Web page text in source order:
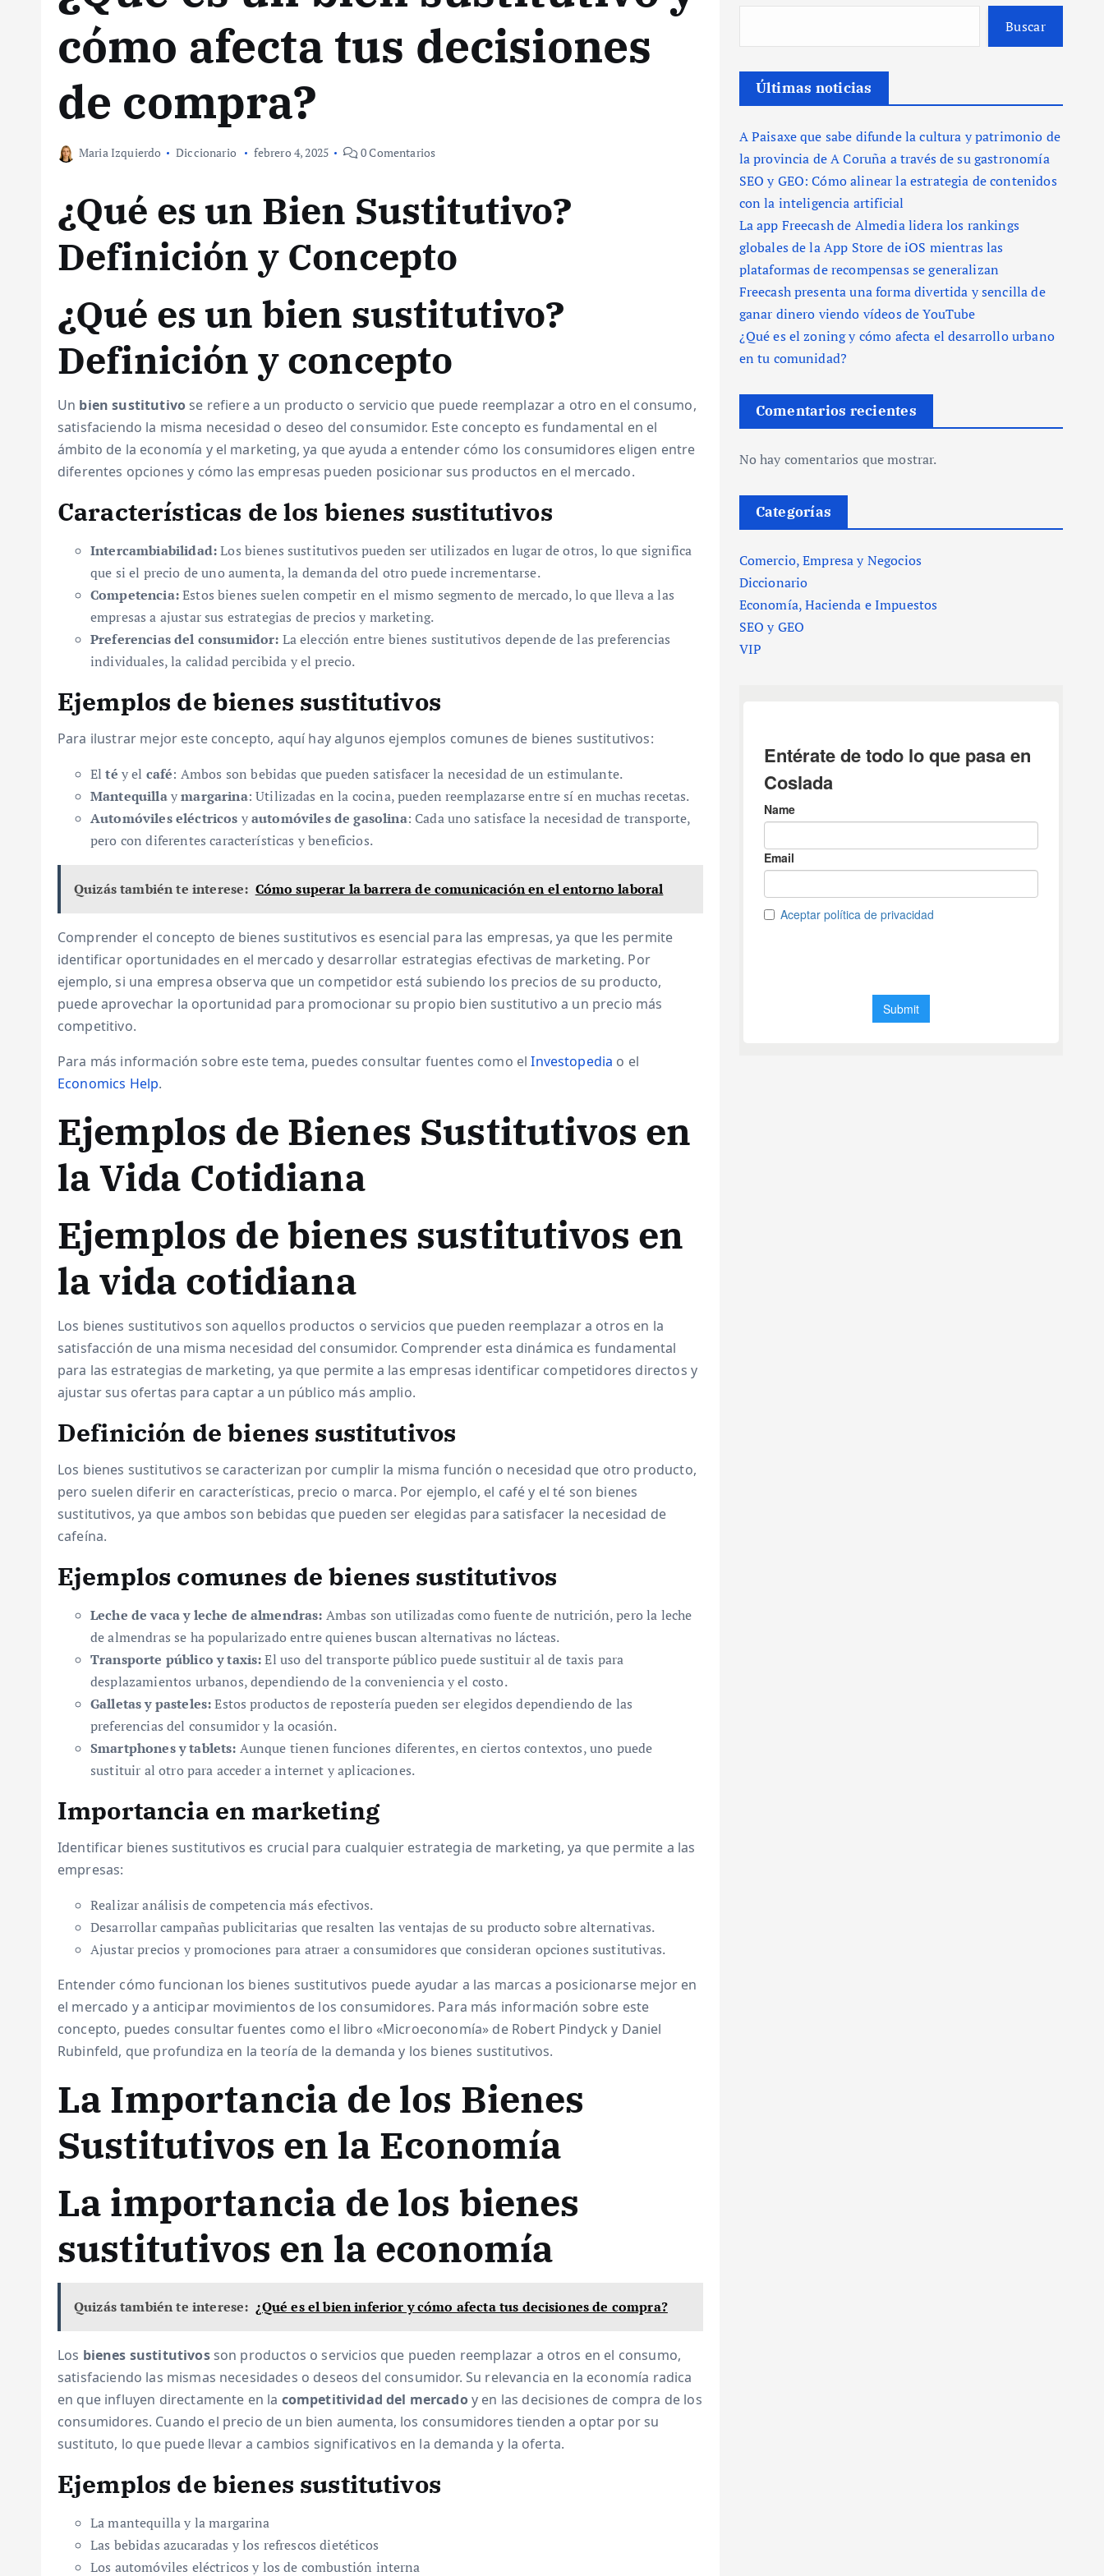
cómo afecta tus decisiones
de compra?
Maria Izquierdo Diccionario febrero 4, 2025 0 Comentarios
¿Qué es un Bien Sustitutivo?
Definición y Concepto
¿Qué es un bien sustitutivo?
Definición y concepto
Un bien sustitutivose refiere a un producto o servicio que puede reemplazar a otro en el consumo,
satisfaciendo la misma necesidad o deseo del consumidor. Este concepto es fundamental en el
ámbito de la economía y el marketing, ya que ayuda a entender cómo los consumidores eligen entre
diferentes opciones y cómo las empresas pueden posicionar sus productos en el mercado.
Características de los bienes sustitutivos
Intercambiabilidad:Los bienes sustitutivos pueden ser utilizados en lugar de otros, lo que significa
que si el precio de uno aumenta, la demanda del otro puede incrementarse.
Competencia:Estos bienes suelen competir en el mismo segmento de mercado, lo que lleva a las
empresas a ajustar sus estrategias de precios y marketing.
Preferencias del consumidor: La elección entre bienes sustitutivos depende de las preferencias
individuales, la calidad percibida y el precio.
Ejemplos de bienes sustitutivos
Para ilustrar mejor este concepto, aquí hay algunos ejemplos comunes de bienes sustitutivos:
Elté y el café: Ambos son bebidas que pueden satisfacer la necesidad de un estimulante.
Mantequillaymargarina: Utilizadas en la cocina, pueden reemplazarse entre sí en muchas recetas.
Automóviles eléctricos yautomóviles de gasolina: Cada uno satisface la necesidad de transporte,
pero con diferentes características y beneficios.
Quizás también te interese: Cómo superar la barrera de comunicación en el entorno laboral
Comprender el concepto de bienes sustitutivos es esencial para las empresas, ya que les permite
identificar oportunidades en el mercado y desarrollar estrategias efectivas de marketing. Por
ejemplo, si una empresa observa que un competidor está subiendo los precios de su producto,
puede aprovechar la oportunidad para promocionar su propio bien sustitutivo a un precio más
competitivo.
Para más información sobre este tema, puedes consultar fuentes como elInvestopedia o el
Economics Help.
Ejemplos de Bienes Sustitutivos en
la Vida Cotidiana
Ejemplos de bienes sustitutivos en
la vida cotidiana
Los bienes sustitutivos son aquellos productos o servicios que pueden reemplazar a otros en la
satisfacción de una misma necesidad del consumidor. Comprender esta dinámica es fundamental
para las estrategias de marketing, ya que permite a las empresas identificar competidores directos y
ajustar sus ofertas para captar a un público más amplio.
Definición de bienes sustitutivos
Los bienes sustitutivos se caracterizan por cumplir la misma función o necesidad que otro producto,
pero suelen diferir en características, precio o marca. Por ejemplo, el café y el té son bienes
sustitutivos, ya que ambos son bebidas que pueden ser elegidas para satisfacer la necesidad de
cafeína.
Ejemplos comunes de bienes sustitutivos
Leche de vaca y leche de almendras: Ambas son utilizadas como fuente de nutrición, pero la leche
de almendras se ha popularizado entre quienes buscan alternativas no lácteas.
Transporte público y taxis:El uso del transporte público puede sustituir al de taxis para
desplazamientos urbanos, dependiendo de la conveniencia y el costo.
Galletas y pasteles:Estos productos de repostería pueden ser elegidos dependiendo de las
preferencias del consumidor y la ocasión.
Smartphones y tablets: Aunque tienen funciones diferentes, en ciertos contextos, uno puede
sustituir al otro para acceder a internet y aplicaciones.
Importancia en marketing
Identificar bienes sustitutivos es crucial para cualquier estrategia de marketing, ya que permite a las
empresas:
Realizar análisis de competencia más efectivos.
Desarrollar campañas publicitarias que resalten las ventajas de su producto sobre alternativas.
Ajustar precios y promociones para atraer a consumidores que consideran opciones sustitutivas.
Entender cómo funcionan los bienes sustitutivos puede ayudar a las marcas a posicionarse mejor en
el mercado y a anticipar movimientos de los consumidores. Para más información sobre este
concepto, puedes consultar fuentes como el libro «Microeconomía» de Robert Pindyck y Daniel
Rubinfeld, que profundiza en la teoría de la demanda y los bienes sustitutivos.
La Importancia de los Bienes
Sustitutivos en la Economía
La importancia de los bienes
sustitutivos en la economía
Quizás también te interese: ¿Qué es el bien inferior y cómo afecta tus decisiones de compra?
Los bienes sustitutivosson productos o servicios que pueden reemplazar a otros en el consumo,
satisfaciendo las mismas necesidades o deseos del consumidor. Su relevancia en la economía radica
en que influyen directamente en la competitividad del mercadoy en las decisiones de compra de los
consumidores. Cuando el precio de un bien aumenta, los consumidores tienden a optar por su
sustituto, lo que puede llevar a cambios significativos en la demanda y la oferta.
Ejemplos de bienes sustitutivos
La mantequilla y la margarina
Las bebidas azucaradas y los refrescos dietéticos
Los automóviles eléctricos y los de combustión interna
Buscar
Últimas noticias
A Paisaxe que sabe difunde la cultura y patrimonio de
la provincia de A Coruña a través de su gastronomía
SEO y GEO: Cómo alinear la estrategia de contenidos
con la inteligencia artificial
La app Freecash de Almedia lidera los rankings
globales de la App Store de iOS mientras las
plataformas de recompensas se generalizan
Freecash presenta una forma divertida y sencilla de
ganar dinero viendo vídeos de YouTube
¿Qué es el zoning y cómo afecta el desarrollo urbano
en tu comunidad?
Comentarios recientes
No hay comentarios que mostrar.
Categorías
Comercio, Empresa y Negocios
Diccionario
Economía, Hacienda e Impuestos
SEO y GEO
VIP